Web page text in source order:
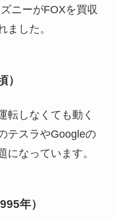
ニーがFOXを買収
ました。
）
転しなくても動く
テスラやGoogleの
になっています。
年）